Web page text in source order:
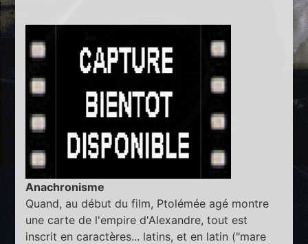
Anachronisme
Quand, au début du film, Ptolémée agé montre
une carte de l'empire d'Alexandre, tout est
inscrit en caractères... latins, et en latin ("mare